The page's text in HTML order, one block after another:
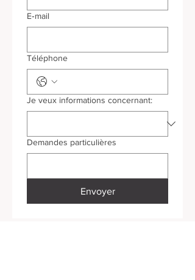
E‑mail
Téléphone
Je veux informations concernant:
Demandes particulières
Envoyer